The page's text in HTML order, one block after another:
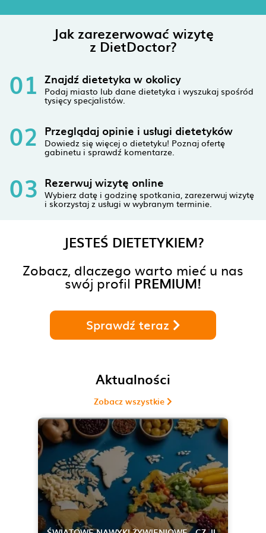
Jak zarezerwować wizytę
z DietDoctor?
01 Znajdź dietetyka w okolicy
Podaj miasto lub dane dietetyka i wyszukaj spośród
tysięcy specjalistów.
02 Przeglądaj opinie i usługi dietetyków
Dowiedz się więcej o dietetyku! Poznaj ofertę
gabinetu i sprawdź komentarze.
03 Rezerwuj wizytę online
Wybierz datę i godzinę spotkania, zarezerwuj wizytę
i skorzystaj z usługi w wybranym terminie.
JESTEŚ DIETETYKIEM?
Zobacz, dlaczego warto mieć u nas
swój profil PREMIUM!
Sprawdź teraz
Aktualności
Zobacz wszystkie